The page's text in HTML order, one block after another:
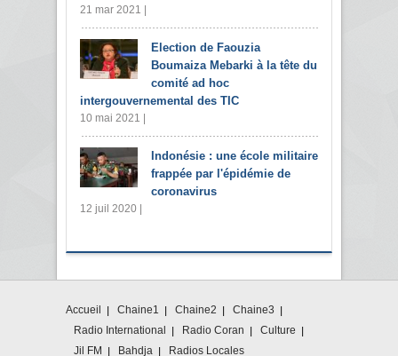
21 mar 2021 |
Election de Faouzia
Boumaiza Mebarki à la tête du
comité ad hoc
intergouvernemental des TIC
10 mai 2021 |
Indonésie : une école militaire
frappée par l'épidémie de
coronavirus
12 juil 2020 |
Accueil Chaine1 Chaine2
Chaine3
Radio International
Radio Coran
Culture
Jil FM
Bahdja Radios Locales